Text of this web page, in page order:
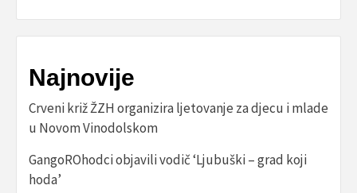
Najnovije
Crveni križ ŽZH organizira ljetovanje za djecu i mlade
u Novom Vinodolskom
GangoROhodci objavili vodič ‘Ljubuški – grad koji
hoda’